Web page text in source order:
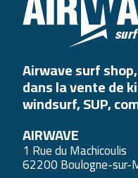
Airwave surf
dans la vente de
windsurf, SUP,
AIRWAVE
1 Rue du Machicoulis
62200 Boulogne-sur-